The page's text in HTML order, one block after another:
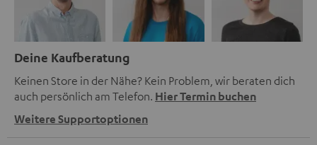
Deine Kaufberatung
Keinen Store in der Nähe? Kein Problem, wir beraten dich
auch persönlich am Telefon. Hier Termin buchen
Weitere Supportoptionen